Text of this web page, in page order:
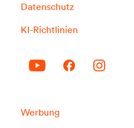
Datenschutz
KI-Richtlinien
Werbung